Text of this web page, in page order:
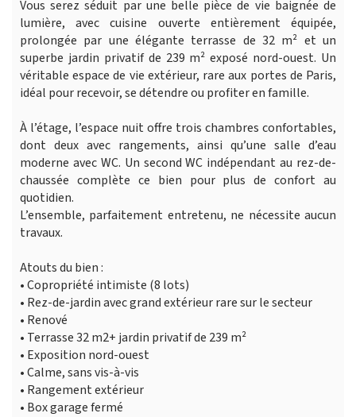
Vous serez séduit par une belle pièce de vie baignée de
lumière, avec cuisine ouverte entièrement équipée,
prolongée par une élégante terrasse de 32 m² et un
superbe jardin privatif de 239 m² exposé nord-ouest. Un
véritable espace de vie extérieur, rare aux portes de Paris,
idéal pour recevoir, se détendre ou profiter en famille.
À l’étage, l’espace nuit offre trois chambres confortables,
dont deux avec rangements, ainsi qu’une salle d’eau
moderne avec WC. Un second WC indépendant au rez-de-
chaussée complète ce bien pour plus de confort au
quotidien.
L’ensemble, parfaitement entretenu, ne nécessite aucun
travaux.
Atouts du bien :
• Copropriété intimiste (8 lots)
• Rez-de-jardin avec grand extérieur rare sur le secteur
• Renové
• Terrasse 32 m2+ jardin privatif de 239 m²
• Exposition nord-ouest
• Calme, sans vis-à-vis
• Rangement extérieur
• Box garage fermé